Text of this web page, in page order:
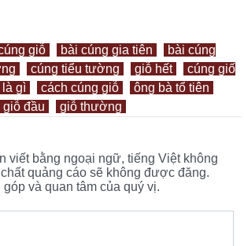
giỗ bài cúng gia tiên
bài cúng
cúng tiểu tường giỗ hết
cúng giố
là gì cách cúng giỗ
ông bà tổ tiên
giỗ đầu giỗ thường
viết bằng ngoại ngữ, tiếng Việt không
quảng cáo sẽ không được đăng.
và quan tâm của quý vị.